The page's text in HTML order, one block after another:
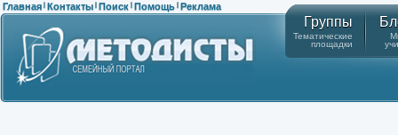
Главная | Контакты | Поиск | Помощь | Реклама
Группы
Тематические
площадки